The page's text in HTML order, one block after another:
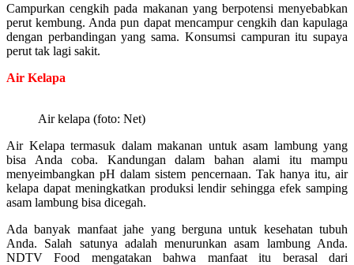
Campurkan cengkih pada makanan yang berpotensi menyebabkan
perut kembung. Anda pun dapat mencampur cengkih dan kapulaga
dengan perbandingan yang sama. Konsumsi campuran itu supaya
perut tak lagi sakit.
Air Kelapa
Air kelapa (foto: Net)
Air Kelapa termasuk dalam makanan untuk asam lambung yang
bisa Anda coba. Kandungan dalam bahan alami itu mampu
menyeimbangkan pH dalam sistem pencernaan. Tak hanya itu, air
kelapa dapat meningkatkan produksi lendir sehingga efek samping
asam lambung bisa dicegah.
Ada banyak manfaat jahe yang berguna untuk kesehatan tubuh
Anda. Salah satunya adalah menurunkan asam lambung Anda.
NDTV Food mengatakan bahwa manfaat itu berasal dari